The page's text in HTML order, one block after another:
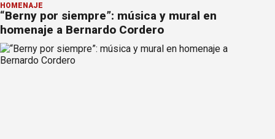
HOMENAJE
“Berny por siempre”: música y mural en
homenaje a Bernardo Cordero